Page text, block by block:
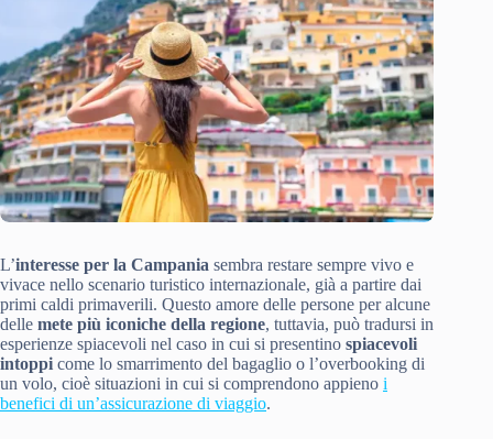
L’interesse per la Campania sembra restare sempre vivo e
vivace nello scenario turistico internazionale, già a partire dai
primi caldi primaverili. Questo amore delle persone per alcune
delle mete più iconiche della regione, tuttavia, può tradursi in
esperienze spiacevoli nel caso in cui si presentino spiacevoli
intoppi come lo smarrimento del bagaglio o l’overbooking di
un volo, cioè situazioni in cui si comprendono appieno i
benefici di un’assicurazione di viaggio.